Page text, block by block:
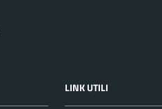
LINK UTILI